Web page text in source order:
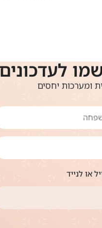
לעדכונים
ומערכות יחסים
או לנייד